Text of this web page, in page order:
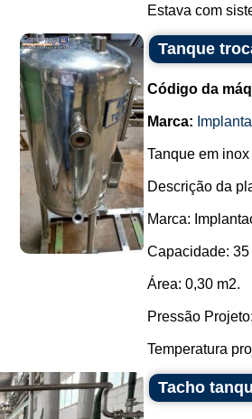
Estava com
Tanque
Código da
Marca:
Tanque em
Descrição da
Marca:
Capacidade: 35
Área: 0,30 m2.
Pressão
Temperatura
Tacho